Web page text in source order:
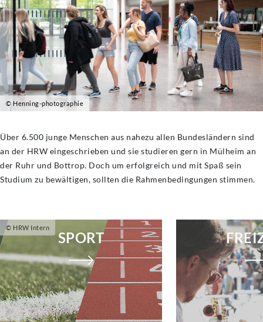
© Henning-photographie
Über 6.500 junge Menschen aus nahezu allen Bundesländern sind
an der HRW eingeschrieben und sie studieren gern in Mülheim an
der Ruhr und Bottrop. Doch um erfolgreich und mit Spaß sein
Studium zu bewältigen, sollten die Rahmenbedingungen stimmen.
© HRW Intern
SPORT